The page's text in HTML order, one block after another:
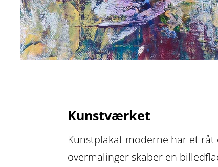
Kunstværket
Kunstplakat moderne har et
overmalinger skaber en